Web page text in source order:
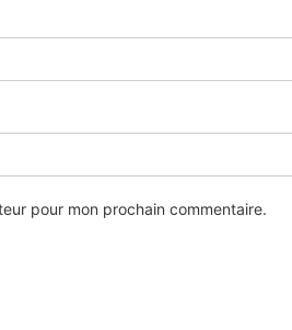
pour mon prochain commentaire.